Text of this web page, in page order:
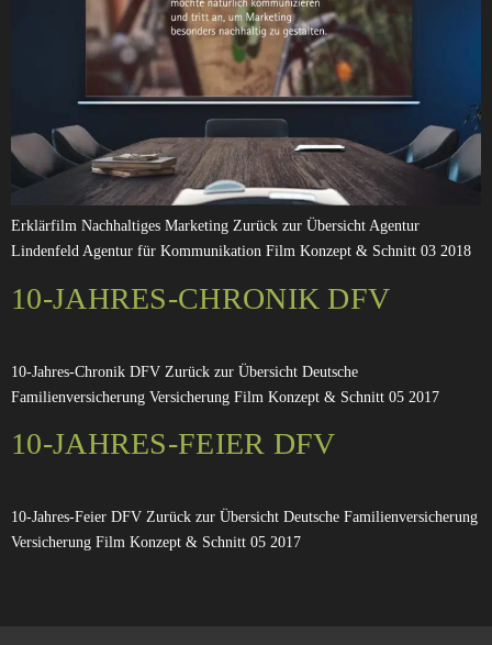
Erklärfilm Nachhaltiges Marketing Zurück zur Übersicht Agentur
Lindenfeld Agentur für Kommunikation Film Konzept & Schnitt 03 2018
10-JAHRES-CHRONIK DFV
10-Jahres-Chronik DFV Zurück zur Übersicht Deutsche
Familienversicherung Versicherung Film Konzept & Schnitt 05 2017
10-JAHRES-FEIER DFV
10-Jahres-Feier DFV Zurück zur Übersicht Deutsche Familienversicherung
Versicherung Film Konzept & Schnitt 05 2017